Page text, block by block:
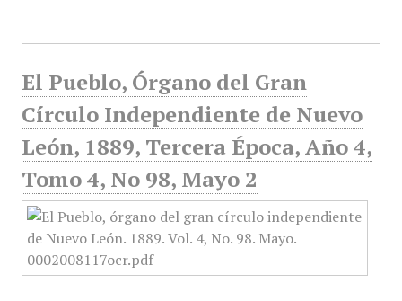
El Pueblo, Órgano del Gran
Círculo Independiente de Nuevo
León, 1889, Tercera Época, Año 4,
Tomo 4, No 98, Mayo 2